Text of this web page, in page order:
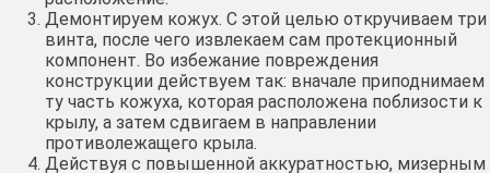
Демонтируем кожух. С этой целью откручиваем три
винта, после чего извлекаем сам протекционный
компонент. Во избежание повреждения
конструкции действуем так: вначале приподнимаем
ту часть кожуха, которая расположена поблизости к
крылу, а затем сдвигаем в направлении
противолежащего крыла.
Действуя с повышенной аккуратностью, мизерным